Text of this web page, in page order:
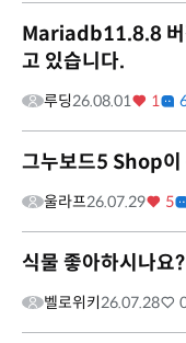
Mariadb11.8.8 버
고 있습니다.
루딩26.08.01 1
그누보드5 Shop이
울라프26.07.29 5
식물 좋아하시나요?
벨로위키26.07.28